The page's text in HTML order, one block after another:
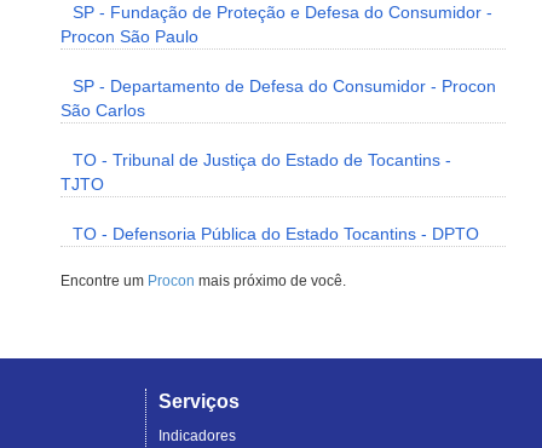
SP - Fundação de Proteção e Defesa do Consumidor -
Procon São Paulo
SP - Departamento de Defesa do Consumidor - Procon
São Carlos
TO - Tribunal de Justiça do Estado de Tocantins -
TJTO
TO - Defensoria Pública do Estado Tocantins - DPTO
Encontre um Procon mais próximo de você.
Serviços
Indicadores